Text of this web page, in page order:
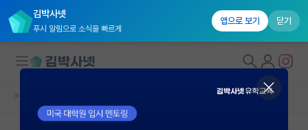
김박사넷
푸시 알림으로 소식을 빠르게
앱으로 보기 닫기
대학원생 모집
커뮤니티 홈